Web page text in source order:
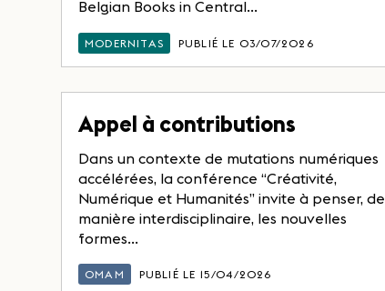
Belgian Books in Central...
MODERNITAS PUBLIÉ LE 03/07/2026
Appel à contributions
Dans un contexte de mutations numériques
accélérées, la conférence “Créativité,
Numérique et Humanités” invite à penser, de
manière interdisciplinaire, les nouvelles
formes...
OMAM PUBLIÉ LE 15/04/2026